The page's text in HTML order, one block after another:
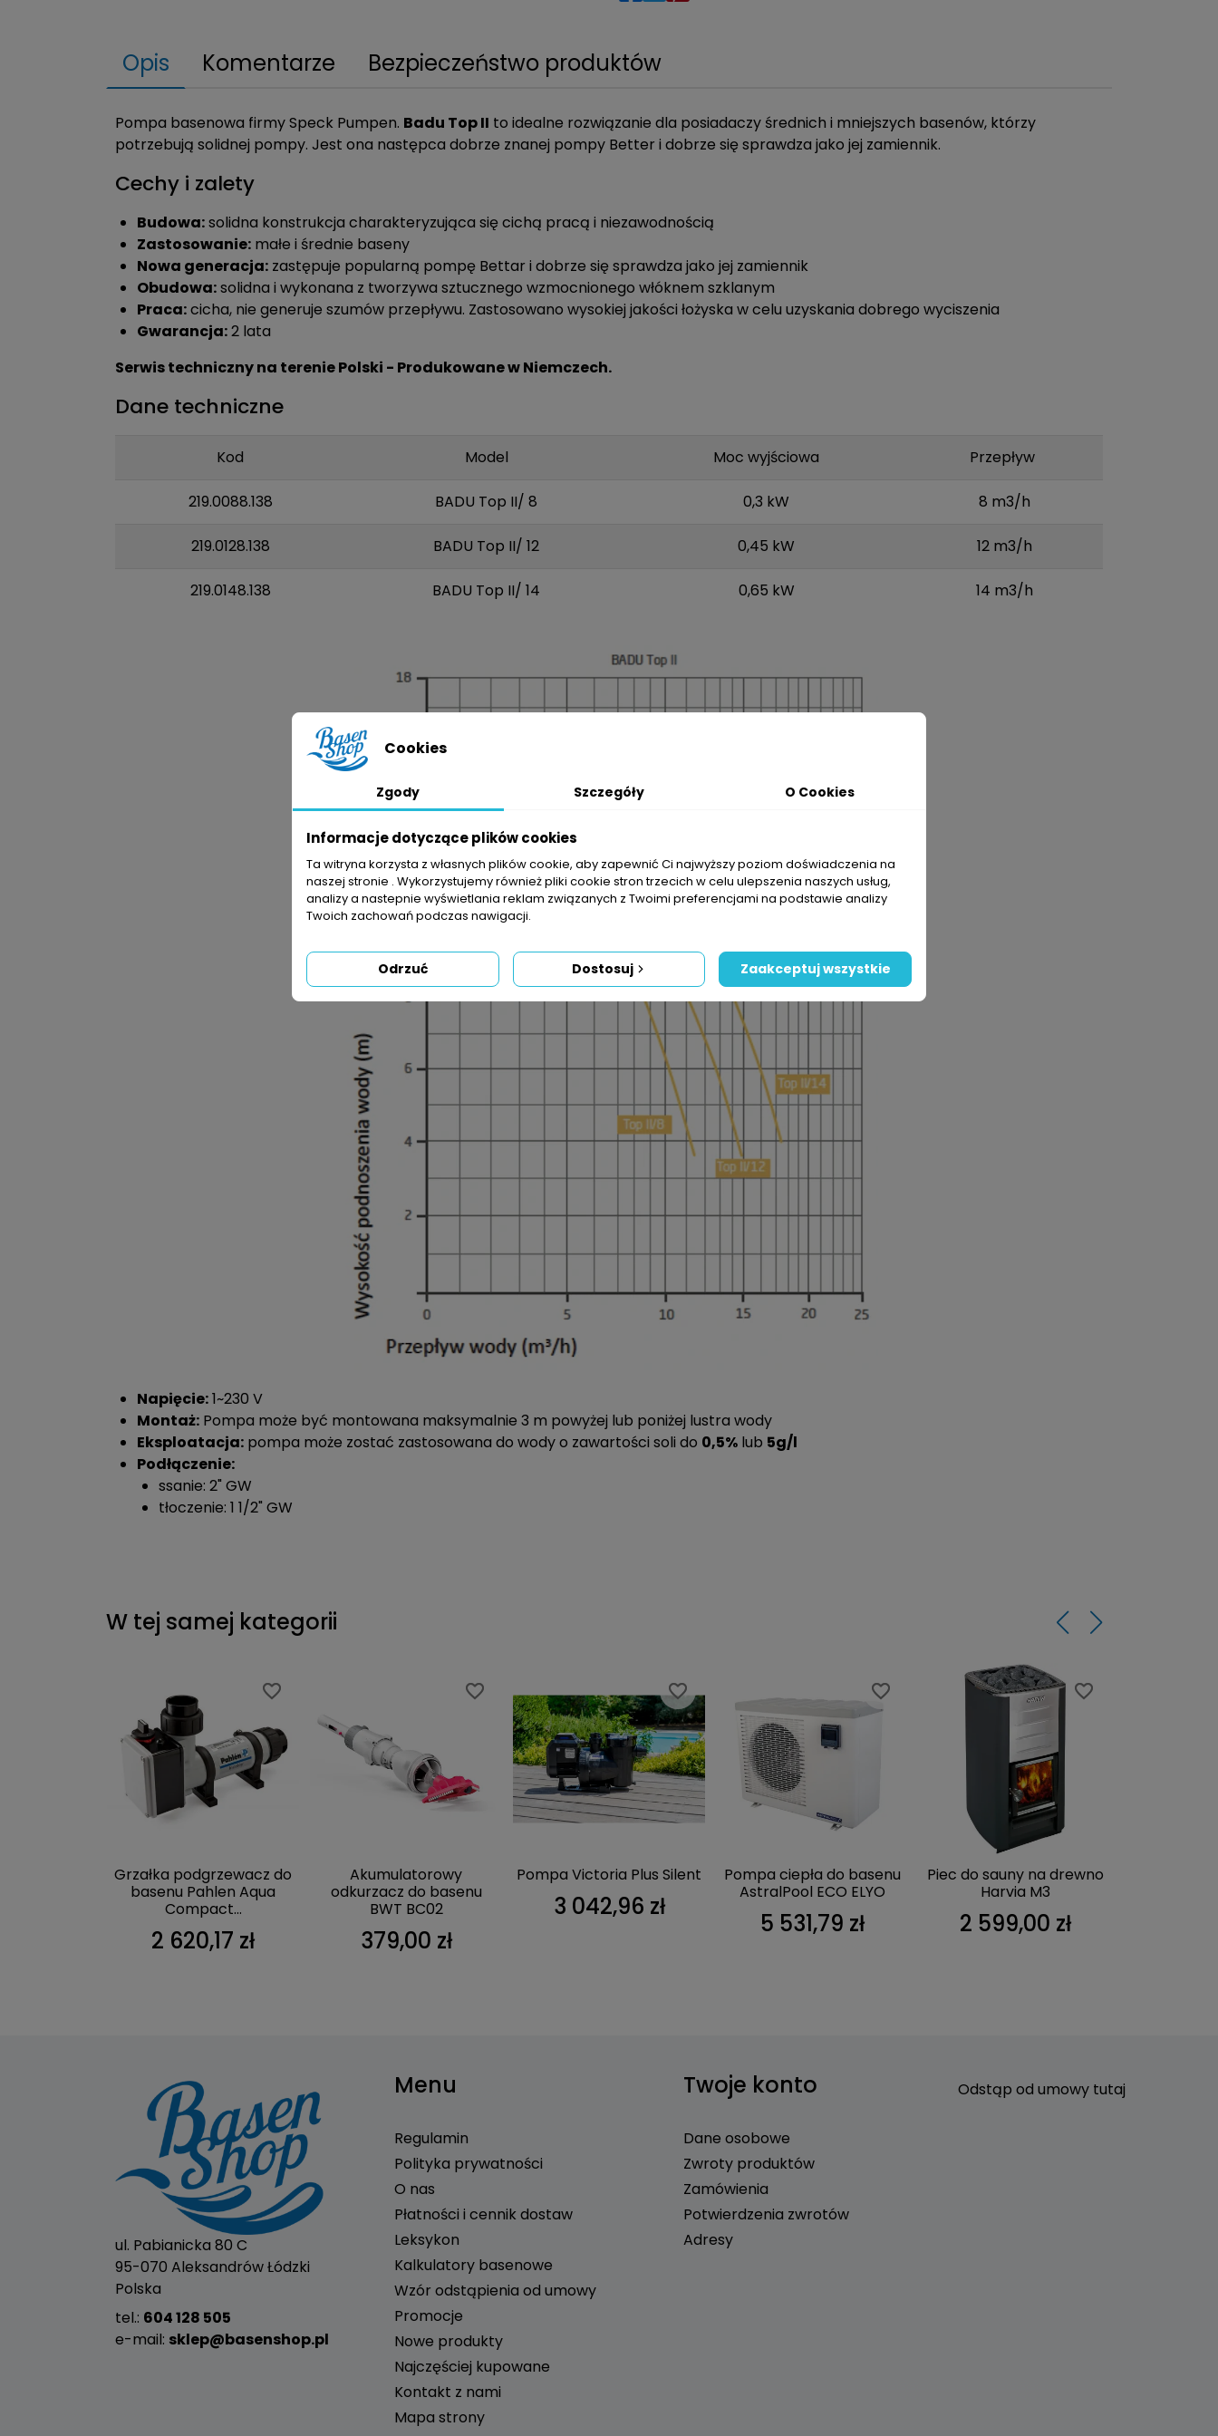
Opis Komentarze Bezpieczeństwo produktów
Pompa basenowa firmy Speck Pumpen. Badu Top II to idealne rozwiązanie dla posiadaczy średnich i mniejszych basenów, którzy
potrzebują solidnej pompy. Jest ona następca dobrze znanej pompy Better i dobrze się sprawdza jako jej zamiennik.
Cechy i zalety
Budowa:solidna konstrukcja charakteryzująca się cichą pracą i niezawodnością
Zastosowanie: małe i średnie baseny
Nowa generacja: zastępuje popularną pompę Bettar i dobrze się sprawdza jako jej zamiennik
Obudowa:solidna i wykonana z tworzywa sztucznego wzmocnionego włóknem szklanym
Praca:cicha, nie generuje szumów przepływu. Zastosowano wysokiej jakości łożyska w celu uzyskania dobrego wyciszenia
Gwarancja:2 lata
Serwis techniczny na terenie Polski - Produkowane w Niemczech.
Dane techniczne
Kod Model Moc wyjściowa Przepływ
219.0088.138 BADU Top II/ 8 0,3 kW 8 m3/h
219.0128.138 BADU Top II/ 12 0,45 kW 12 m3/h
219.0148.138 BADU Top II/ 14 0,65 kW 14 m3/h
Napięcie:1~230 V
Montaż: Pompa może być montowana maksymalnie 3 m powyżej lub poniżej lustra wody
Eksploatacja: pompa może zostać zastosowana do wody o zawartości soli do 0,5% lub 5g/l
Podłączenie:
ssanie: 2" GW
tłoczenie: 1 1/2" GW
W tej samej kategorii
favorite_border
favorite_border
Grzałka podgrzewacz do
basenu Pahlen Aqua
Compact...
2 620,17 zł
favorite_border
favorite_border
Akumulatorowy
odkurzacz do basenu
BWT BC02
379,00 zł
favorite_border
favorite_border
Pompa Victoria Plus Silent
3 042,96 zł
favorite_border
favorite_border
Pompa ciepła do basenu
AstralPool ECO ELYO
5 531,79 zł
favorite_border
favorite_border
Piec do sauny na drewno
Harvia M3
2 599,00 zł
ul. Pabianicka 80 C
95-070 Aleksandrów Łódzki
Polska
tel.: 604 128 505
e-mail: sklep@basenshop.pl
Menu
Regulamin
Polityka prywatności
O nas
Płatności i cennik dostaw
Leksykon
Kalkulatory basenowe
Wzór odstąpienia od umowy
Promocje
Nowe produkty
Najczęściej kupowane
Kontakt z nami
Mapa strony
Twoje konto
Dane osobowe
Zwroty produktów
Zamówienia
Potwierdzenia zwrotów
Adresy
Odstąp od umowy tutaj
Cookies
Zgody Szczegóły O Cookies
Informacje dotyczące plików cookies
Ta witryna korzysta z własnych plików cookie, aby zapewnić Ci najwyższy poziom doświadczenia na
naszej stronie . Wykorzystujemy również pliki cookie stron trzecich w celu ulepszenia naszych usług,
analizy a nastepnie wyświetlania reklam związanych z Twoimi preferencjami na podstawie analizy
Twoich zachowań podczas nawigacji.
Odrzuć Dostosuj Zaakceptuj wszystkie